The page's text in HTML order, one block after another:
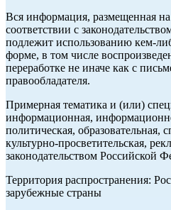
Вся информация, размещенная на
соответствии с
подлежит использованию кем-
форме, в том числе
переработке не иначе как с
правообладателя.
Примерная тематика и (или)
информационная,
политическая, образовательная,
культурно-просветительская,
законодательством Российской
Территория распространения:
зарубежные страны